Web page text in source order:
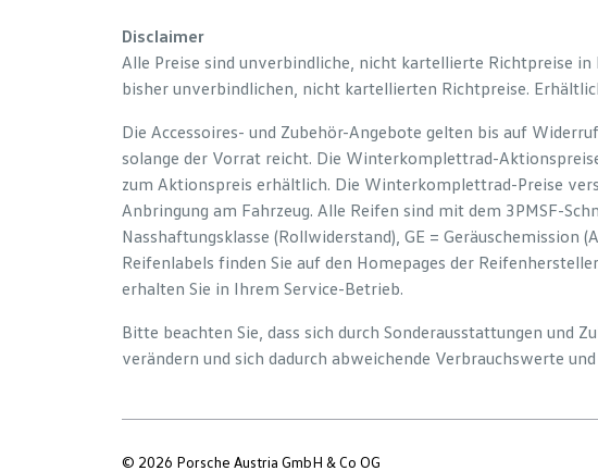
Disclaimer
Alle Preise sind unverbindliche, nicht kartellierte Richtpreise
bisher unverbindlichen, nicht kartellierten Richtpreise.
Die Accessoires- und Zubehör-Angebote gelten bis auf
solange der Vorrat reicht. Die Winterkomplettrad-
zum Aktionspreis erhältlich. Die Winterkomplettrad-Preise
Anbringung am Fahrzeug. Alle Reifen sind mit dem 3PMSF-
Nasshaftungsklasse (Rollwiderstand), GE =
Reifenlabels finden Sie auf den Homepages der
erhalten Sie in Ihrem Service-Betrieb.
Bitte beachten Sie, dass sich durch Sonderausstattungen und
verändern und sich dadurch abweichende Verbrauchswerte
© 2026 Porsche Austria GmbH & Co OG